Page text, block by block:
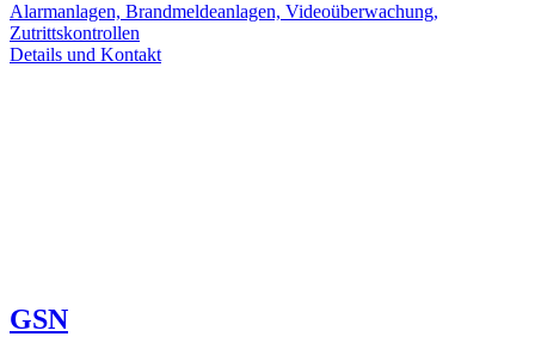
Alarmanlagen, Brandmeldeanlagen, Videoüberwachung,
Zutrittskontrollen
Details und Kontakt
GSN